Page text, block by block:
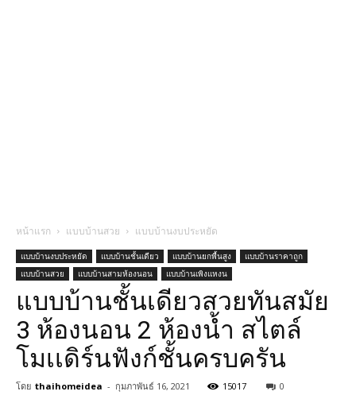
หน้าแรก แบบบ้านสวย แบบบ้านงบประหยัด
แบบบ้านงบประหยัด แบบบ้านชั้นเดียว แบบบ้านยกพื้นสูง
แบบบ้านราคาถูก
แบบบ้านสวย
แบบบ้านสามห้องนอน แบบบ้านเพิงแหงน
แบบบ้านชั้นเดียวสวยทันสมัย
3 ห้องนอน 2 ห้องน้ำ สไตล์
โมเเดิร์นฟังก์ชั้นครบครัน
โดย thaihomeidea - กุมภาพันธ์ 16, 2021 15017 0